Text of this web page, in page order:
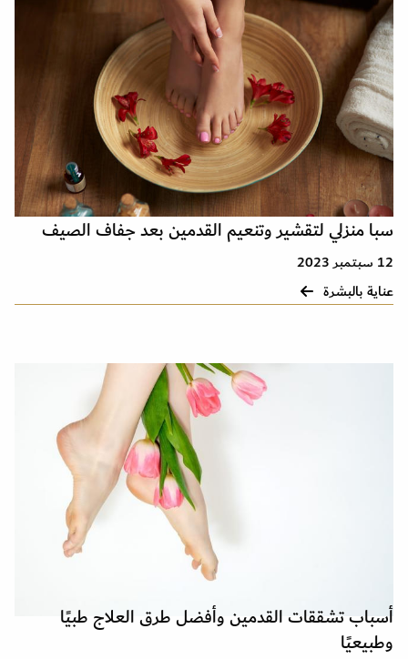
سبا منزلي لتقشير وتنعيم القدمين بعد جفاف الصيف
12 سبتمبر 2023
عناية بالبشرة
أسباب تشققات القدمين وأفضل طرق العلاج طبيًا
وطبيعيًا